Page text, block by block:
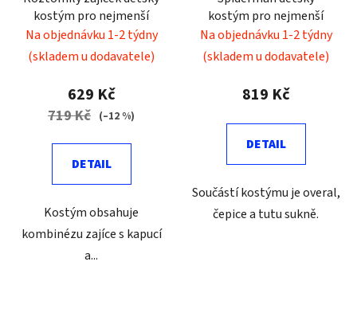
kostým pro nejmenší
Na objednávku 1-2 týdny
(skladem u dodavatele)
629 Kč
719 Kč (–12 %)
DETAIL
Kostým obsahuje
kombinézu zajíce s kapucí
a...
kostým pro nejmenší
Na objednávku 1-2 týdny
(skladem u dodavatele)
819 Kč
DETAIL
Součástí kostýmu je overal,
čepice a tutu sukně.